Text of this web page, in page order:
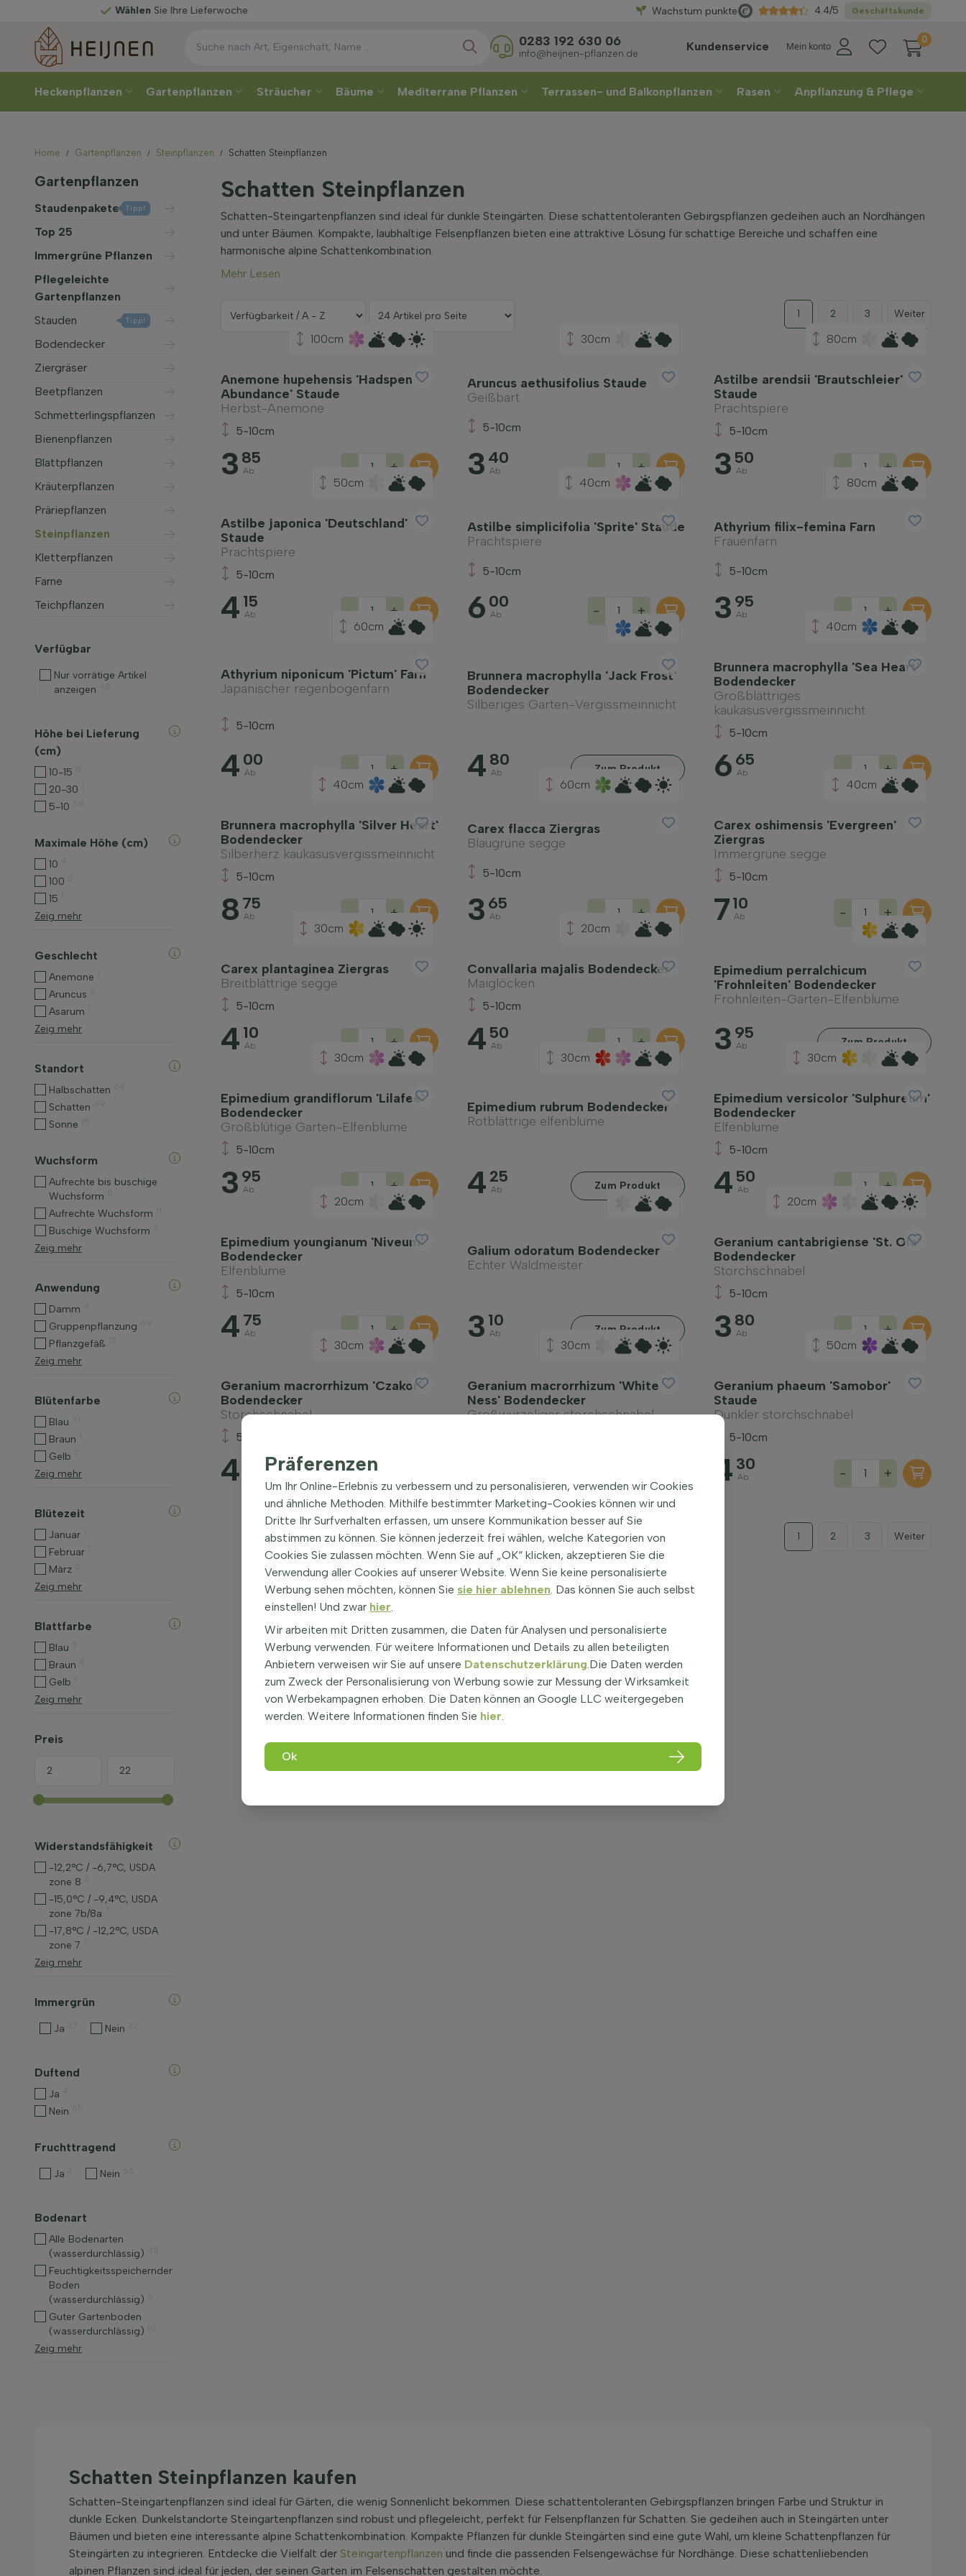
WählenSie Ihre Lieferwoche Direktaus der Gärtnerei
Wachstum punkte Geschäftskunde
4.4/5
Kundenservice Mein konto
0
0283 192 630 06
info@heijnen-pflanzen.de
Heckenpflanzen Gartenpflanzen Sträucher Bäume Mediterrane Pflanzen Terrassen- und Balkonpflanzen Rasen Anpflanzung & Pflege
Home Gartenpflanzen Steinpflanzen Schatten Steinpflanzen
Gartenpflanzen
Staudenpakete Tipp!
Top 25
Immergrüne Pflanzen
Pflegeleichte
Gartenpflanzen
Stauden
Tipp!
Bodendecker
Ziergräser
Beetpflanzen
Schmetterlingspflanzen
Bienenpflanzen
Blattpflanzen
Kräuterpflanzen
Präriepflanzen
Steinpflanzen
Kletterpflanzen
Farne
Teichpflanzen
Verfügbar
Nur vorrätige Artikel
anzeigen
Höhe bei Lieferung
(cm)
10-15
20-30
5-10
Maximale Höhe (cm)
10
100
15
Zeig mehr
Geschlecht
Anemone
Aruncus
Asarum
Zeig mehr
Standort
Halbschatten
Schatten
Sonne
Wuchsform
Aufrechte bis buschige
Wuchsform
Aufrechte Wuchsform
Buschige Wuchsform
Zeig mehr
Anwendung
Damm
Gruppenpflanzung
Pflanzgefäß
Zeig mehr
Blütenfarbe
Blau
Braun
Gelb
Zeig mehr
Blütezeit
Januar
Februar
März
Zeig mehr
Blattfarbe
Blau
Braun
Gelb
Zeig mehr
Preis
Widerstandsfähigkeit
-12,2°C / -6,7°C, USDA
zone 8
-15,0°C / -9,4°C, USDA
zone 7b/8a
-17,8°C / -12,2°C, USDA
zone 7
Zeig mehr
Immergrün
Ja Nein
Duftend
Ja
Nein
Fruchttragend
Ja Nein
Bodenart
Alle Bodenarten
(wasserdurchlässig)
Feuchtigkeitsspeichernder
Boden
(wasserdurchlässig)
Guter Gartenboden
(wasserdurchlässig)
Zeig mehr
Schatten Steinpflanzen
Schatten-Steingartenpflanzen sind ideal für dunkle Steingärten. Diese schattentoleranten Gebirgspflanzen gedeihen auch an Nordhängen
und unter Bäumen. Kompakte, laubhaltige Felsenpflanzen bieten eine attraktive Lösung für schattige Bereiche und schaffen eine
harmonische alpine Schattenkombination.
Mehr Lesen
1 2 3 Weiter
100cm
Anemone hupehensis 'Hadspen
Abundance' Staude
Herbst-Anemone
5-10cm
3 85
Ab - +
30cm
Aruncus aethusifolius Staude
Geißbart
5-10cm
3 40
Ab - +
80cm
Astilbe arendsii 'Brautschleier'
Staude
Prachtspiere
5-10cm
3 50
Ab - +
50cm
Astilbe japonica 'Deutschland'
Staude
Prachtspiere
5-10cm
4 15
Ab - +
40cm
Astilbe simplicifolia 'Sprite' Staude
Prachtspiere
5-10cm
6 00
Ab - +
80cm
Athyrium filix-femina Farn
Frauenfarn
5-10cm
3 95
Ab - +
60cm
Athyrium niponicum 'Pictum' Farn
Japanischer regenbogenfarn
5-10cm
4 00
Ab - +
Brunnera macrophylla 'Jack Frost'
Bodendecker
Silberiges Garten-Vergissmeinnicht
4 80
Ab Zum Produkt
40cm
Brunnera macrophylla 'Sea Heart'
Bodendecker
Großblättriges
kaukasusvergissmeinnicht
5-10cm
6 65
Ab - +
40cm
Brunnera macrophylla 'Silver Heart'
Bodendecker
Silberherz kaukasusvergissmeinnicht
5-10cm
8 75
Ab - +
60cm
Carex flacca Ziergras
Blaugrüne segge
5-10cm
3 65
Ab - +
40cm
Carex oshimensis 'Evergreen'
Ziergras
Immergrüne segge
5-10cm
710
Ab - +
30cm
Carex plantaginea Ziergras
Breitblättrige segge
5-10cm
4 10
Ab - +
20cm
Convallaria majalis Bodendecker
Maiglöcken
5-10cm
4 50
Ab - +
Epimedium perralchicum
'Frohnleiten' Bodendecker
Frohnleiten-Garten-Elfenblume
3 95
Ab Zum Produkt
30cm
Epimedium grandiflorum 'Lilafee'
Bodendecker
Großblütige Garten-Elfenblume
5-10cm
3 95
Ab - +
30cm
Epimedium rubrum Bodendecker
Rotblättrige elfenblume
4 25
Ab Zum Produkt
30cm
Epimedium versicolor 'Sulphureum'
Bodendecker
Elfenblume
5-10cm
4 50
Ab - +
20cm
Epimedium youngianum 'Niveum'
Bodendecker
Elfenblume
5-10cm
4 75
Ab - +
Galium odoratum Bodendecker
Echter Waldmeister
3 10
Ab Zum Produkt
20cm
Geranium cantabrigiense 'St. Ola'
Bodendecker
Storchschnabel
5-10cm
3 80
Ab - +
30cm
Geranium macrorrhizum 'Czakor'
Bodendecker
Storchschnabel
5-10cm
4 -
30cm
Geranium macrorrhizum 'White
Ness' Bodendecker
Großwurzeliger storchschnabel
50cm
Geranium phaeum 'Samobor'
Staude
Dunkler storchschnabel
5-10cm
4 30
Ab - +
1 2 3 Weiter
Schatten Steinpflanzen kaufen
Schatten-Steingartenpflanzen sind ideal für Gärten, die wenig Sonnenlicht bekommen. Diese schattentoleranten Gebirgspflanzen bringen Farbe und Struktur in
dunkle Ecken. Dunkelstandorte Steingartenpflanzen sind robust und pflegeleicht, perfekt für Felsenpflanzen für Schatten. Sie gedeihen auch in Steingärten unter
Bäumen und bieten eine interessante alpine Schattenkombination. Kompakte Pflanzen für dunkle Steingärten sind eine gute Wahl, um kleine Schattenpflanzen für
Steingärten zu integrieren. Entdecke die Vielfalt der Steingartenpflanzen und finde die passenden Felsengewächse für Nordhänge. Diese schattenliebenden
alpinen Pflanzen sind ideal für jeden, der seinen Garten im Felsenschatten gestalten möchte.
Präferenzen
Um Ihr Online-Erlebnis zu verbessern und zu personalisieren, verwenden wir Cookies
und ähnliche Methoden. Mithilfe bestimmter Marketing-Cookies können wir und
Dritte Ihr Surfverhalten erfassen, um unsere Kommunikation besser auf Sie
abstimmen zu können. Sie können jederzeit frei wählen, welche Kategorien von
Cookies Sie zulassen möchten. Wenn Sie auf „OK“ klicken, akzeptieren Sie die
Verwendung aller Cookies auf unserer Website. Wenn Sie keine personalisierte
Werbung sehen möchten, können Sie sie hier ablehnen. Das können Sie auch selbst
einstellen! Und zwar hier.
Wir arbeiten mit Dritten zusammen, die Daten für Analysen und personalisierte
Werbung verwenden. Für weitere Informationen und Details zu allen beteiligten
Anbietern verweisen wir Sie auf unsere Datenschutzerklärung.Die Daten werden
zum Zweck der Personalisierung von Werbung sowie zur Messung der Wirksamkeit
von Werbekampagnen erhoben. Die Daten können an Google LLC weitergegeben
werden. Weitere Informationen finden Sie hier.
Ok